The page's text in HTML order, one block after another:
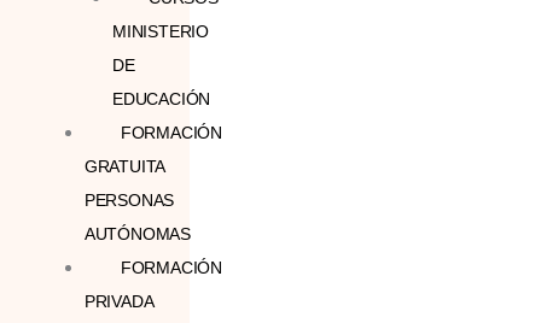
MINISTERIO
DE
EDUCACIÓN
FORMACIÓN
GRATUITA
PERSONAS
AUTÓNOMAS
FORMACIÓN
PRIVADA